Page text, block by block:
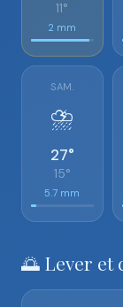
11°
2 mm
SAM.
⛈️
27°
15°
5.7 mm
🌅 Lever et